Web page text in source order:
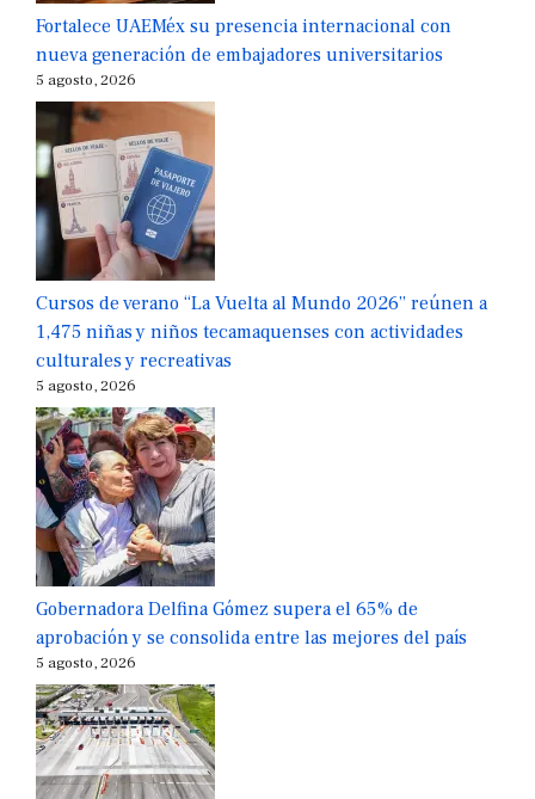
Fortalece UAEMéx su presencia internacional con
nueva generación de embajadores universitarios
5 agosto, 2026
Cursos de verano “La Vuelta al Mundo 2026” reúnen a
1,475 niñas y niños tecamaquenses con actividades
culturales y recreativas
5 agosto, 2026
Gobernadora Delfina Gómez supera el 65% de
aprobación y se consolida entre las mejores del país
5 agosto, 2026